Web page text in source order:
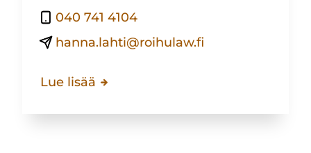
040 741 4104
hanna.lahti@roihulaw.fi
Lue lisää